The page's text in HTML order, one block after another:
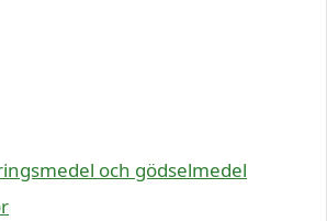
och gödselmedel